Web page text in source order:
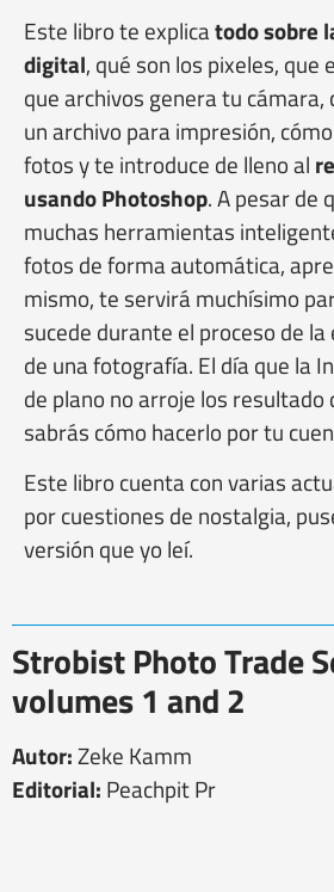
Este libro te explicatodo sobre
digital, qué son los pixeles, que
que archivos genera tu
un archivo para impresión,
fotos y te introduce de lleno al
usando Photoshop. A pesar de
muchas herramientas
fotos de forma automática,
mismo, te servirá muchísimo
sucede durante el proceso de
de una fotografía. El día que la
de plano no arroje los resultado
sabrás cómo hacerlo por tu
Este libro cuenta con varias
por cuestiones de nostalgia,
versión que yo leí.
Strobist Photo Trade
volumes 1 and 2
Autor:Zeke Kamm
Editorial: Peachpit Pr